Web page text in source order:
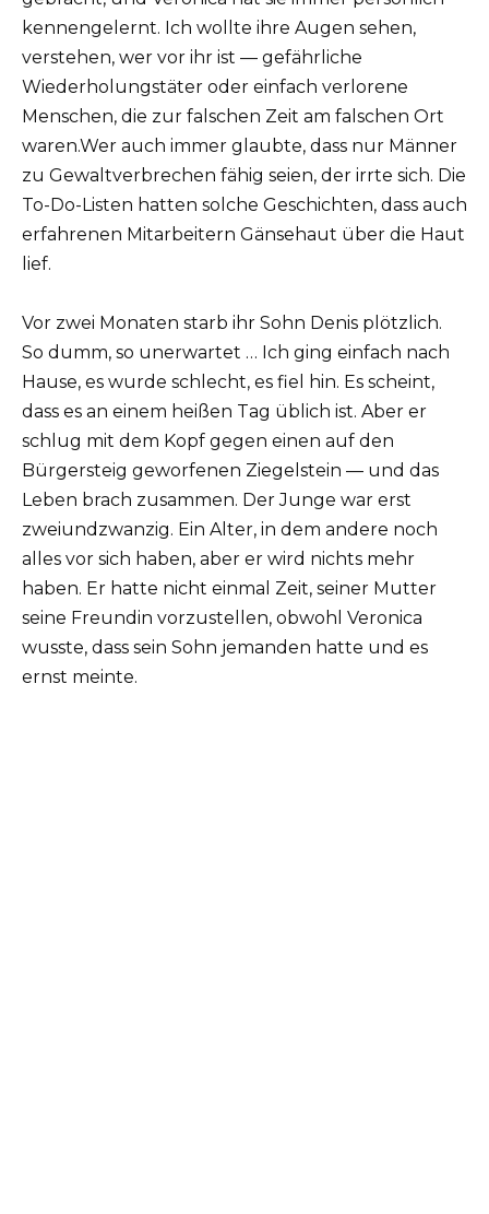
kennengelernt. Ich wollte ihre Augen sehen,
verstehen, wer vor ihr ist — gefährliche
Wiederholungstäter oder einfach verlorene
Menschen, die zur falschen Zeit am falschen Ort
waren.Wer auch immer glaubte, dass nur Männer
zu Gewaltverbrechen fähig seien, der irrte sich. Die
To-Do-Listen hatten solche Geschichten, dass auch
erfahrenen Mitarbeitern Gänsehaut über die Haut
lief.
Vor zwei Monaten starb ihr Sohn Denis plötzlich.
So dumm, so unerwartet … Ich ging einfach nach
Hause, es wurde schlecht, es fiel hin. Es scheint,
dass es an einem heißen Tag üblich ist. Aber er
schlug mit dem Kopf gegen einen auf den
Bürgersteig geworfenen Ziegelstein — und das
Leben brach zusammen. Der Junge war erst
zweiundzwanzig. Ein Alter, in dem andere noch
alles vor sich haben, aber er wird nichts mehr
haben. Er hatte nicht einmal Zeit, seiner Mutter
seine Freundin vorzustellen, obwohl Veronica
wusste, dass sein Sohn jemanden hatte und es
ernst meinte.